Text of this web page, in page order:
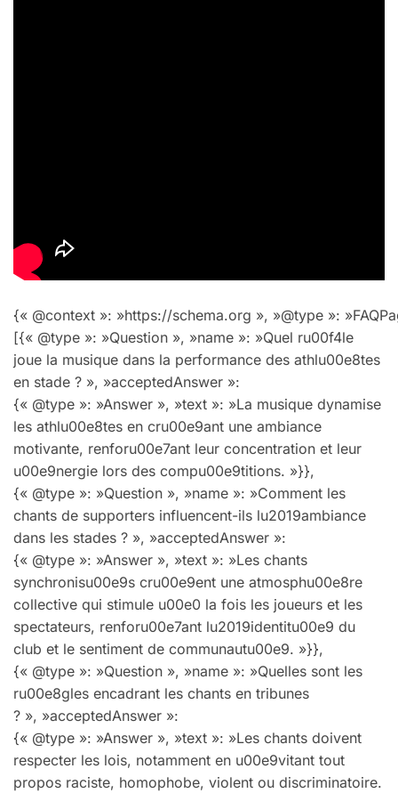
{« @context »: »https://schema.org », »@type »:
[{« @type »: »Question », »name »: »Quel ru00f4le
joue la musique dans la performance des athlu00e8tes
en stade ? », »acceptedAnswer »:
{« @type »: »Answer », »text »: »La musique dynamise
les athlu00e8tes en cru00e9ant une ambiance
motivante, renforu00e7ant leur concentration et leur
u00e9nergie lors des compu00e9titions. »}},
{« @type »: »Question », »name »: »Comment les
chants de supporters influencent-ils lu2019ambiance
dans les stades ? », »acceptedAnswer »:
{« @type »: »Answer », »text »: »Les chants
synchronisu00e9s cru00e9ent une atmosphu00e8re
collective qui stimule u00e0 la fois les joueurs et les
spectateurs, renforu00e7ant lu2019identitu00e9 du
club et le sentiment de communautu00e9. »}},
{« @type »: »Question », »name »: »Quelles sont les
ru00e8gles encadrant les chants en tribunes
? », »acceptedAnswer »:
{« @type »: »Answer », »text »: »Les chants doivent
respecter les lois, notamment en u00e9vitant tout
propos raciste, homophobe, violent ou discriminatoire.